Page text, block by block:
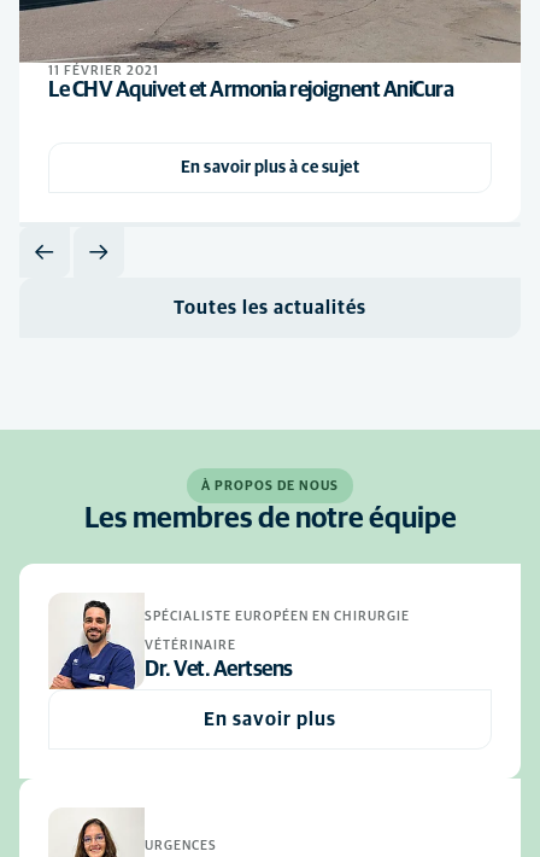
11 FÉVRIER 2021
Le CHV Aquivet et Armonia rejoignent AniCura
En savoir plus à ce sujet
Toutes les actualités
À PROPOS DE NOUS
Les membres de notre équipe
SPÉCIALISTE EUROPÉEN EN CHIRURGIE
VÉTÉRINAIRE
Dr. Vet. Aertsens
En savoir plus
URGENCES